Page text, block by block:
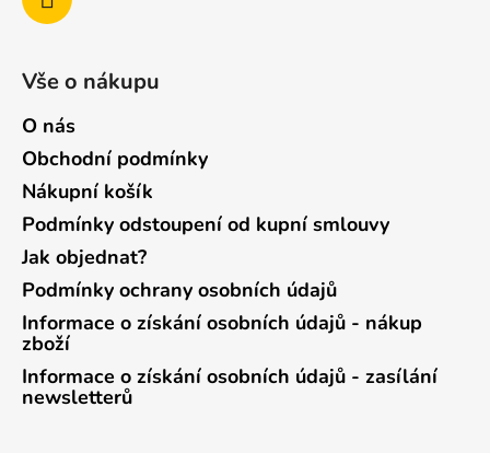
Vše o nákupu
O nás
Obchodní podmínky
Nákupní košík
Podmínky odstoupení od kupní smlouvy
Jak objednat?
Podmínky ochrany osobních údajů
Informace o získání osobních údajů - nákup
zboží
Informace o získání osobních údajů - zasílání
newsletterů